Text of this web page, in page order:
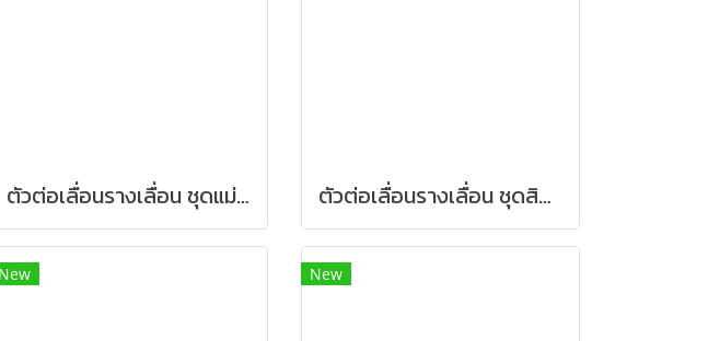
ตัวต่อเลื่อนรางเลื่อน ชุดแม่ลูกสัตว์ ตัวต่อเลื่อนรางเลื่อน ชุดสิงน้อยจราจร
New New